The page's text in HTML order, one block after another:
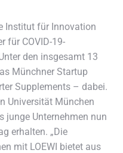
Institut für Innovation
für COVID-19-
den insgesamt 13
Münchner Startup
Supplements – dabei.
Universität München
junge Unternehmen nun
erhalten. „Die
mit LOEWI bietet aus